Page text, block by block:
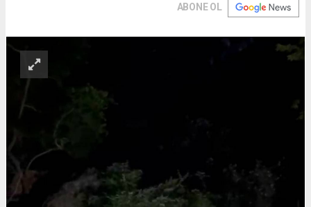
ABONE OL